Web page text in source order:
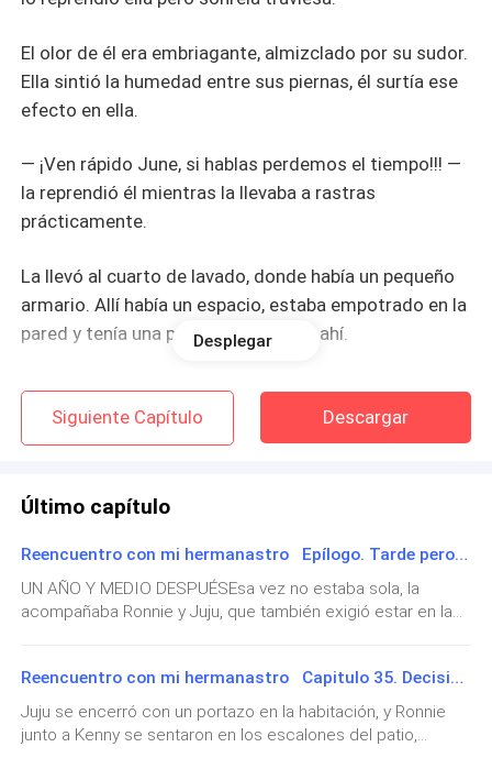
El olor de él era embriagante, almizclado por su sudor.
Ella sintió la humedad entre sus piernas, él surtía ese
efecto en ella.
— ¡Ven rápido June, si hablas perdemos el tiempo!!! —
la reprendió él mientras la llevaba a rastras
prácticamente.
La llevó al cuarto de lavado, donde había un pequeño
armario. Allí había un espacio, estaba empotrado en la
pared y tenía una puerta. Él la metió ahí.
Ella no pudo evitar reír.
— El hecho de que puedan encontrarnos me excita
metiéndole la lengua mientras se frotaba contra ella.
sobre su cabeza mientras atacaba su cuello y con la
otra mano, se metía por debajo, bajo la camiseta para
agarrar uno de sus senos.
June gimió sin poder evitarlo.
— ¿ Te gusta "hermanita"? — le susurró en el oído.
Desplegar
Siguiente Capítulo Descargar
Último capítulo
Reencuentro con mi hermanastro Epílogo. Tarde pero seguro
UN AÑO Y MEDIO DESPUÉSEsa vez no estaba sola, la
acompañaba Ronnie y Juju, que también exigió estar en la
veces le gruñía a Golden, a la casa que había pertenecido a
sus padres en Tyler junto a su familia.Rory consiguió el
trabajo de sus sueños en una empresa en Dallas y para su
sorpresa su "amiga" Tiffany insistió en trasladarse también,
Reencuentro con mi hermanastro Capitulo 35. Decisiones
Juju se encerró con un portazo en la habitación, y Ronnie
junto a Kenny se sentaron en los escalones del patio,